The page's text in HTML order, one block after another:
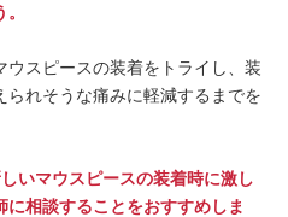
スピースの装着をトライし、装
れそうな痛みに軽減するまでを
いマウスピースの装着時に激し
相談することをおすすめしま